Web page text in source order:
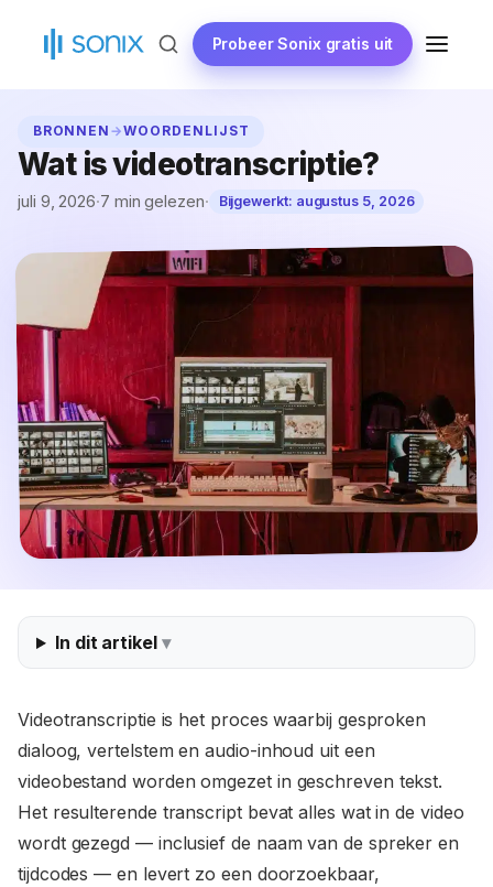
Probeer Sonix gratis uit MENU
BRONNEN →WOORDENLIJST
Wat is videotranscriptie?
juli 9, 2026·7 min gelezen· Bijgewerkt: augustus 5, 2026
In dit artikel
Videotranscriptie is het proces waarbij gesproken
dialoog, vertelstem en audio-inhoud uit een
videobestand worden omgezet in geschreven tekst.
Het resulterende transcript bevat alles wat in de video
wordt gezegd — inclusief de naam van de spreker en
tijdcodes — en levert zo een doorzoekbaar,